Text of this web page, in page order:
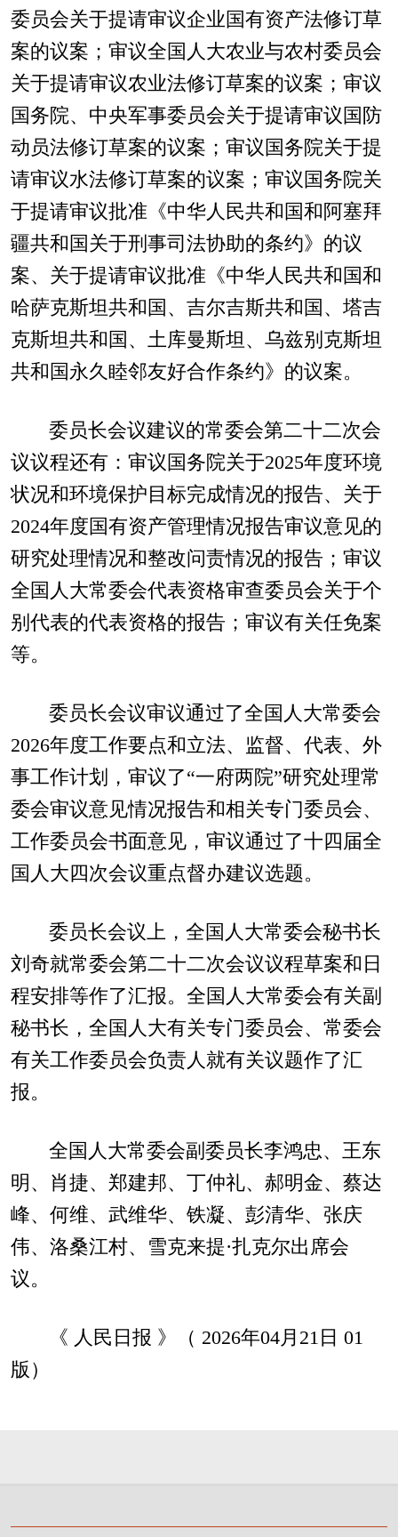
委员会关于提请审议企业国有资产法修订草
案的议案；审议全国人大农业与农村委员会
关于提请审议农业法修订草案的议案；审议
国务院、中央军事委员会关于提请审议国防
动员法修订草案的议案；审议国务院关于提
请审议水法修订草案的议案；审议国务院关
于提请审议批准《中华人民共和国和阿塞拜
疆共和国关于刑事司法协助的条约》的议
案、关于提请审议批准《中华人民共和国和
哈萨克斯坦共和国、吉尔吉斯共和国、塔吉
克斯坦共和国、土库曼斯坦、乌兹别克斯坦
共和国永久睦邻友好合作条约》的议案。
委员长会议建议的常委会第二十二次会
议议程还有：审议国务院关于2025年度环境
状况和环境保护目标完成情况的报告、关于
2024年度国有资产管理情况报告审议意见的
研究处理情况和整改问责情况的报告；审议
全国人大常委会代表资格审查委员会关于个
别代表的代表资格的报告；审议有关任免案
等。
委员长会议审议通过了全国人大常委会
2026年度工作要点和立法、监督、代表、外
事工作计划，审议了“一府两院”研究处理常
委会审议意见情况报告和相关专门委员会、
工作委员会书面意见，审议通过了十四届全
国人大四次会议重点督办建议选题。
委员长会议上，全国人大常委会秘书长
刘奇就常委会第二十二次会议议程草案和日
程安排等作了汇报。全国人大常委会有关副
秘书长，全国人大有关专门委员会、常委会
有关工作委员会负责人就有关议题作了汇
报。
全国人大常委会副委员长李鸿忠、王东
明、肖捷、郑建邦、丁仲礼、郝明金、蔡达
峰、何维、武维华、铁凝、彭清华、张庆
伟、洛桑江村、雪克来提·扎克尔出席会
议。
《 人民日报 》（ 2026年04月21日 01
版）